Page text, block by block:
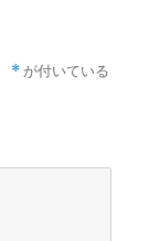
* が付いている